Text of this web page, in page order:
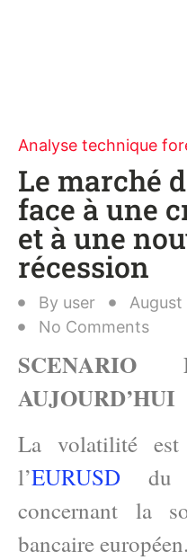
Analyse technique
Le marché
face à une
et à une
récession
By user
August
No Comments
SCENARIO
AUJOURD’HUI
La volatilité
l’EURUSD du
concernant la
bancaire européen.